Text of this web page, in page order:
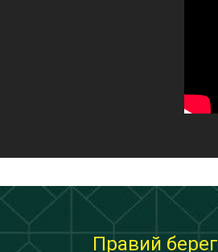
Правий берег